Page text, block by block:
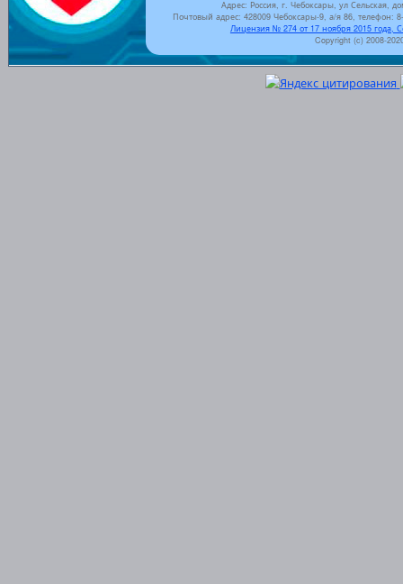
Адрес: Россия, г. Чебоксары, ул Сельская,
Почтовый адрес: 428009 Чебоксары-9, а/я 86, телефон:
Лицензия № 274 от 17 ноября 2015 года,
Copyright (c) 2008-